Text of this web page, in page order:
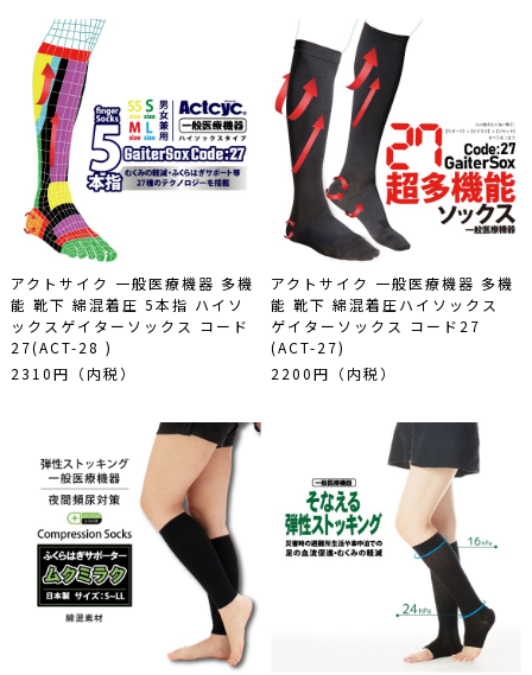
アクトサイク 一般医療機器 多機
能 靴下 綿混着圧 5本指 ハイソ
ックスゲイターソックス コード
27(ACT-28 )
2310円（内税）
アクトサイク 一般医療機器 多機
能 靴下 綿混着圧ハイソックス
ゲイターソックス コード27
(ACT-27)
2200円（内税）